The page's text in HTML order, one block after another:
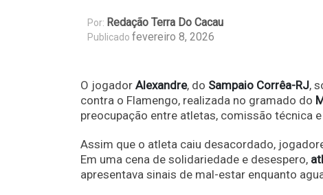
Por: Redação Terra Do Cacau
Publicado fevereiro 8, 2026
O jogador Alexandre, do Sampaio Corrêa-RJ,
contra o Flamengo, realizada no gramado do
preocupação entre atletas, comissão técnica
Assim que o atleta caiu desacordado,
Em uma cena de solidariedade e desespero,
apresentava sinais de mal-estar enquanto